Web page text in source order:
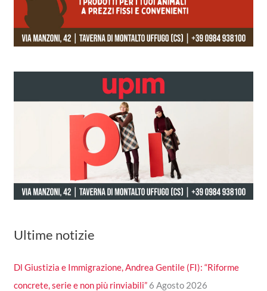
Ultime notizie
Dl Giustizia e Immigrazione, Andrea Gentile (FI): “Riforme
concrete, serie e non più rinviabili” 6 Agosto 2026